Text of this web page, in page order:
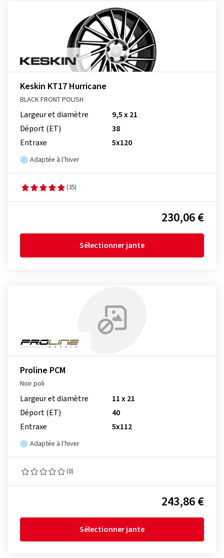
Keskin KT17 Hurricane
BLACK FRONT POLISH
Largeur et diamètre
9,5 x 21
Déport (ET)
38
Entraxe
5x120
Adaptée à l’hiver
(35)
230,06 €
Sélectionner jante
Proline PCM
Noir poli
Largeur et diamètre
11 x 21
Déport (ET)
40
Entraxe
5x112
Adaptée à l’hiver
(0)
243,86 €
Sélectionner jante